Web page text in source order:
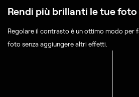
Rendi più brillanti le tue foto
Regolare il contrasto è un ottimo modo per
foto senza aggiungere altri effetti.